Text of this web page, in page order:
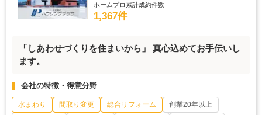
ホームプロ累計成約件数
1,367件
「しあわせづくりを住まいから」 真心込めてお手伝いし
ます。
会社の特徴・得意分野
水まわり 間取り変更 総合リフォーム
創業20年以上